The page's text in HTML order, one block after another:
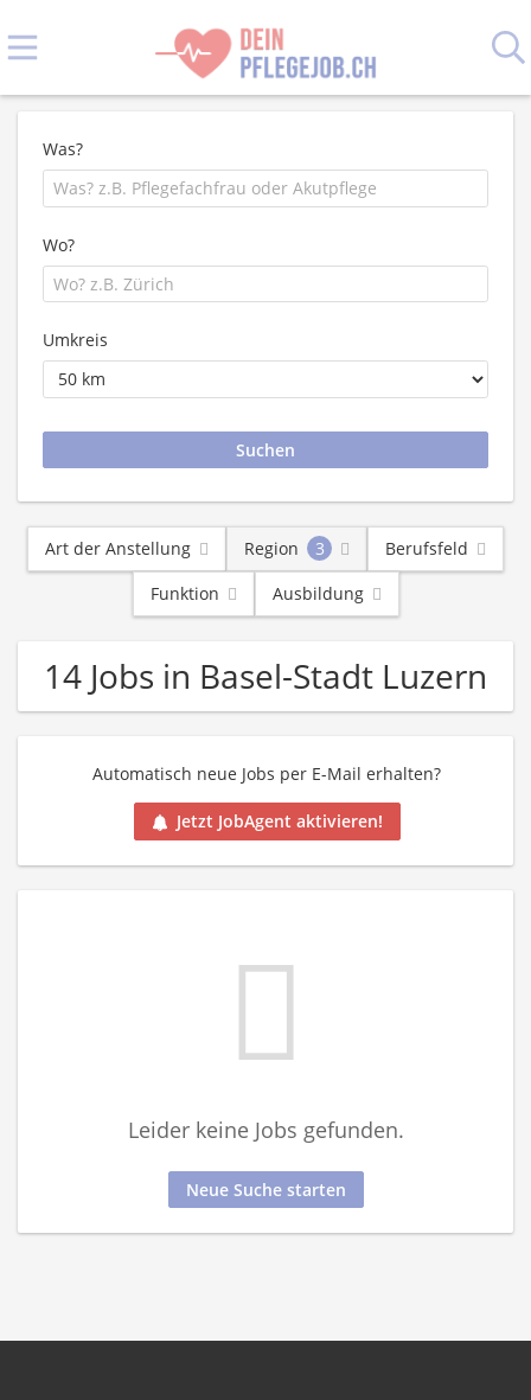
Was?
Wo?
Umkreis
Art der Anstellung Region 3
Berufsfeld
Funktion
Ausbildung
14 Jobs in Basel-Stadt Luzern
Automatisch neue Jobs per E-Mail erhalten?
Jetzt JobAgent aktivieren!
Leider keine Jobs gefunden.
Neue Suche starten